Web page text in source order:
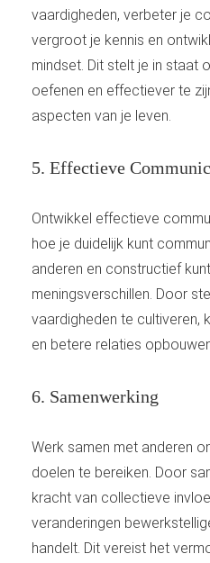
vaardigheden, verbeter je
vergroot je kennis en
mindset. Dit stelt je in staat
oefenen en effectiever te
aspecten van je leven.
5. Effectieve
Ontwikkel effectieve
hoe je duidelijk kunt
anderen en constructief
meningsverschillen. Door
vaardigheden te cultiveren,
en betere relaties
6. Samenwerking
Werk samen met anderen
doelen te bereiken. Door
kracht van collectieve
veranderingen
handelt. Dit vereist het